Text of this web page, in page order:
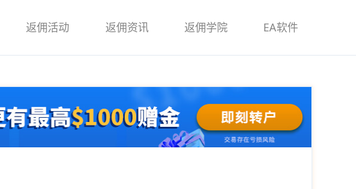
返佣活动 返佣资讯 返佣学院 EA软件